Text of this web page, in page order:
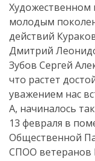
молодым
действий
Дмитрий
Зубов Сергей
что растет
уважением нас
А, начиналось
13 февраля в
Общественной
СПОО ветеранов